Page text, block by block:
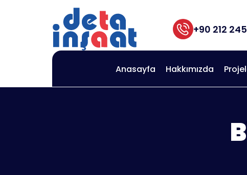
+90 212
Anasayfa Hakkımızda